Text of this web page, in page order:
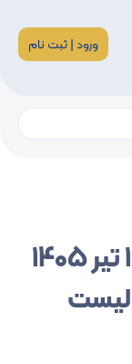
ورود | ثبت نام
📊 شاخص بورس امروز 16 تیر 1405
لیست